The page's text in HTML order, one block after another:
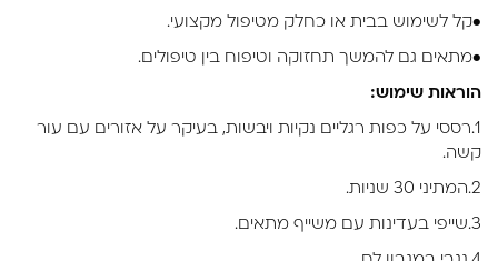
•קל לשימוש בבית או כחלק מטיפול מקצועי.
•מתאים גם להמשך תחזוקה וטיפוח בין טיפולים.
הוראות שימוש:
1.רססי על כפות רגליים נקיות ויבשות, בעיקר על אזורים עם עור
קשה.
2.המתיני 30 שניות.
3.שייפי בעדינות עם משייף מתאים.